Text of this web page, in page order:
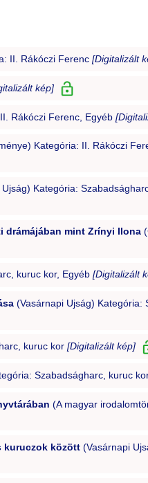
II. Rákóczi Ferenc [Digitalizált
kép]
Rákóczi Ferenc, Egyéb
Kategória: II. Rákóczi
Kategória:
drámájában mint Zrínyi Ilona
kuruc kor, Egyéb [Digitalizált
(Vasárnapi Ujság) Kategória:
kuruc kor [Digitalizált kép]
Szabadságharc, kuruc
(A magyar
kuruczok között(Vasárnapi